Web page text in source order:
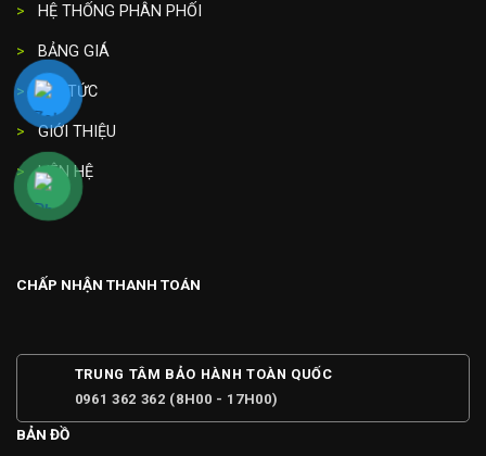
> HỆ THỐNG PHÂN PHỐI
> BẢNG GIÁ
> TIN TỨC
> GIỚI THIỆU
> LIÊN HỆ
CHẤP NHẬN THANH TOÁN
TRUNG TÂM BẢO HÀNH TOÀN QUỐC
0961 362 362 (8H00 - 17H00)
BẢN ĐỒ